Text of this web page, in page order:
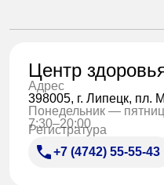
Центр
Адрес
398005, г. Липецк, пл.
Понедельник —
7:30–20:00
Регистратура
+7 (4742) 55-55-43